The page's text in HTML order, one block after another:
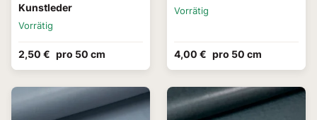
Kunstleder
Vorrätig
2,50 € pro 50 cm
Vorrätig
4,00 € pro 50 cm